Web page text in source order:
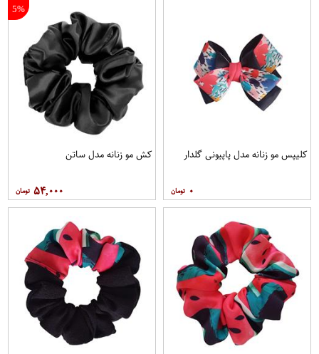
کلیپس مو زنانه مدل پاپیونی گلدار
۰
5%
کش مو زنانه مدل ساتن
۵۴,۰۰۰